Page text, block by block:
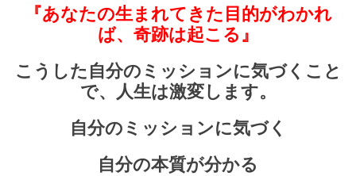
『あなたの生まれてきた目的がわかれ
ば、奇跡は起こる』
こうした自分のミッションに気づくこと
で、人生は激変します。
自分のミッションに気づく
自分の本質が分かる